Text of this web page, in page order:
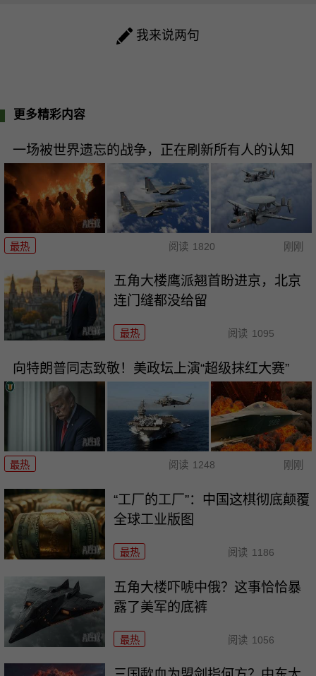
我来说两句
更多精彩内容
一场被世界遗忘的战争，正在刷新所有人的认知
最热 阅读 1820 刚刚
五角大楼鹰派翘首盼进京，北京
连门缝都没给留
最热 阅读 1095
向特朗普同志致敬！美政坛上演“超级抹红大赛”
最热 阅读 1248 刚刚
“工厂的工厂”：中国这棋彻底颠覆
全球工业版图
最热 阅读 1186
五角大楼吓唬中俄？这事恰恰暴
露了美军的底裤
最热 阅读 1056